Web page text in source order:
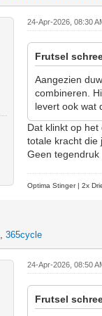
24-Apr-2026, 08:30
Frutsel
Aangezien
combineren.
levert ook wat
Dat klinkt op
totale kracht die
Geen tegendruk
Optima Stinger |2x
,365cycle
24-Apr-2026, 08:50
Frutsel